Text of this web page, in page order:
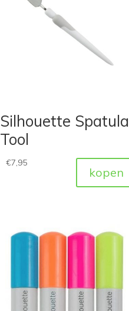
Silhouette Spatula
Tool
€7,95
kopen